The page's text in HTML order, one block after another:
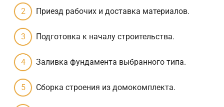
Приезд рабочих и доставка материалов.
Подготовка к началу строительства.
Заливка фундамента выбранного типа.
Сборка строения из домокомплекта.